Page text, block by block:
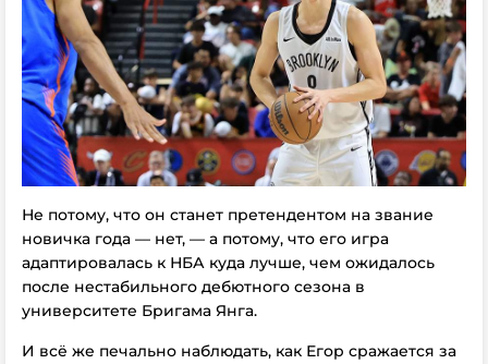
Не потому, что он станет претендентом на звание
новичка года — нет, — а потому, что его игра
адаптировалась к НБА куда лучше, чем ожидалось
после нестабильного дебютного сезона в
университете Бригама Янга.
И всё же печально наблюдать, как Егор сражается за